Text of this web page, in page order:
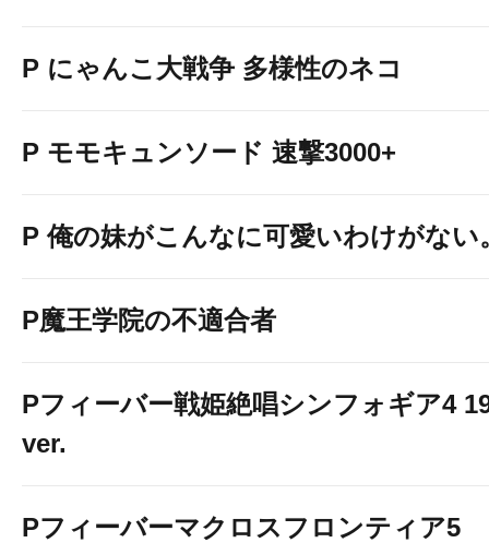
P にゃんこ大戦争 多様性のネコ
P モモキュンソード 速撃3000+
P 俺の妹がこんなに可愛いわけがない
P魔王学院の不適合者
Pフィーバー戦姫絶唱シンフォギア4
ver.
Pフィーバーマクロスフロンティア5